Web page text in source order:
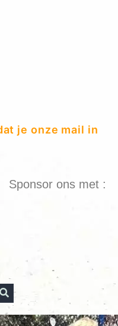
je onze mail in
Sponsor ons met :